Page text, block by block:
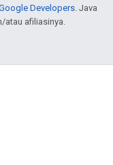
Developers. Java
atau afiliasinya.